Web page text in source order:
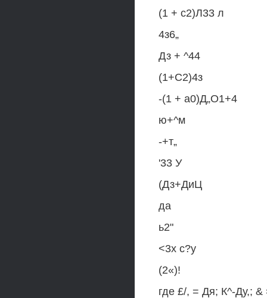
(1 + с2)Л33 л
4з6„
Дз + ^44
(1+С2)4з
-(1 + а0)Д„О1+4
ю+^м
-+т„
'33 У
(Дз+ДиЦ
да
ь2"
<3х с?у
(2«)!
где £/, = Дя; К^-Ду,;